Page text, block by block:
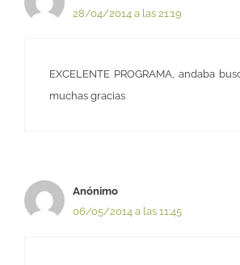
28/04/2014 a las 21:19
EXCELENTE PROGRAMA, andaba
muchas gracias
Anónimo
06/05/2014 a las 11:45